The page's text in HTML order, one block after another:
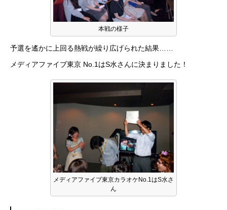
本戦の様子
予選を遙かに上回る熱戦が繰り広げられた結果……
メディアファイブ東京 No.1はS水さんに決まりました！
メディアファイブ東京カラオケNo.1はS水さ
ん